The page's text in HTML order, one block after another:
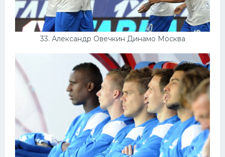
33. Александр Овечкин Динамо Москва